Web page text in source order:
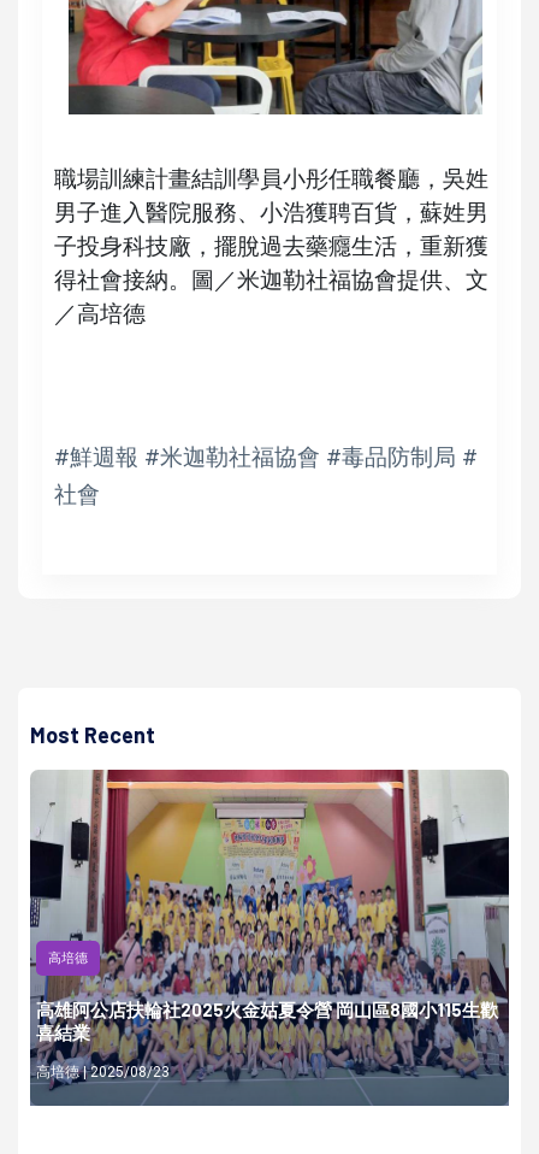
職場訓練計畫結訓學員小彤任職餐廳，吳姓
男子進入醫院服務、小浩獲聘百貨，蘇姓男
子投身科技廠，擺脫過去藥癮生活，重新獲
得社會接納。圖／米迦勒社福協會提供、文
／高培德
#鮮週報 #米迦勒社福協會 #毒品防制局 #
社會
Most Recent
高培德
高雄阿公店扶輪社2025火金姑夏令營 岡山區8國小115生歡
喜結業
高培德 | 2025/08/23